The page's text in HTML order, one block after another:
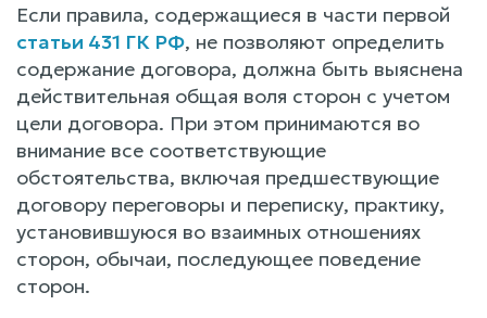
Если правила, содержащиеся в части первой
статьи 431 ГК РФ, не позволяют определить
содержание договора, должна быть выяснена
действительная общая воля сторон с учетом
цели договора. При этом принимаются во
внимание все соответствующие
обстоятельства, включая предшествующие
договору переговоры и переписку, практику,
установившуюся во взаимных отношениях
сторон, обычаи, последующее поведение
сторон.